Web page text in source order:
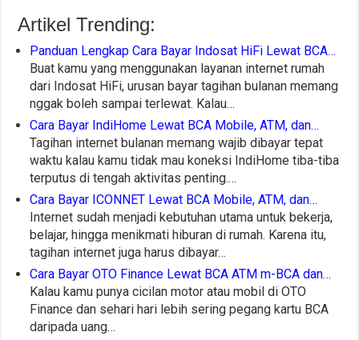
Artikel Trending:
Panduan Lengkap Cara Bayar Indosat HiFi Lewat BCA…
Buat kamu yang menggunakan layanan internet rumah
dari Indosat HiFi, urusan bayar tagihan bulanan memang
nggak boleh sampai terlewat. Kalau…
Cara Bayar IndiHome Lewat BCA Mobile, ATM, dan…
Tagihan internet bulanan memang wajib dibayar tepat
waktu kalau kamu tidak mau koneksi IndiHome tiba-tiba
terputus di tengah aktivitas penting.…
Cara Bayar ICONNET Lewat BCA Mobile, ATM, dan…
Internet sudah menjadi kebutuhan utama untuk bekerja,
belajar, hingga menikmati hiburan di rumah. Karena itu,
tagihan internet juga harus dibayar…
Cara Bayar OTO Finance Lewat BCA ATM m-BCA dan…
Kalau kamu punya cicilan motor atau mobil di OTO
Finance dan sehari hari lebih sering pegang kartu BCA
daripada uang…